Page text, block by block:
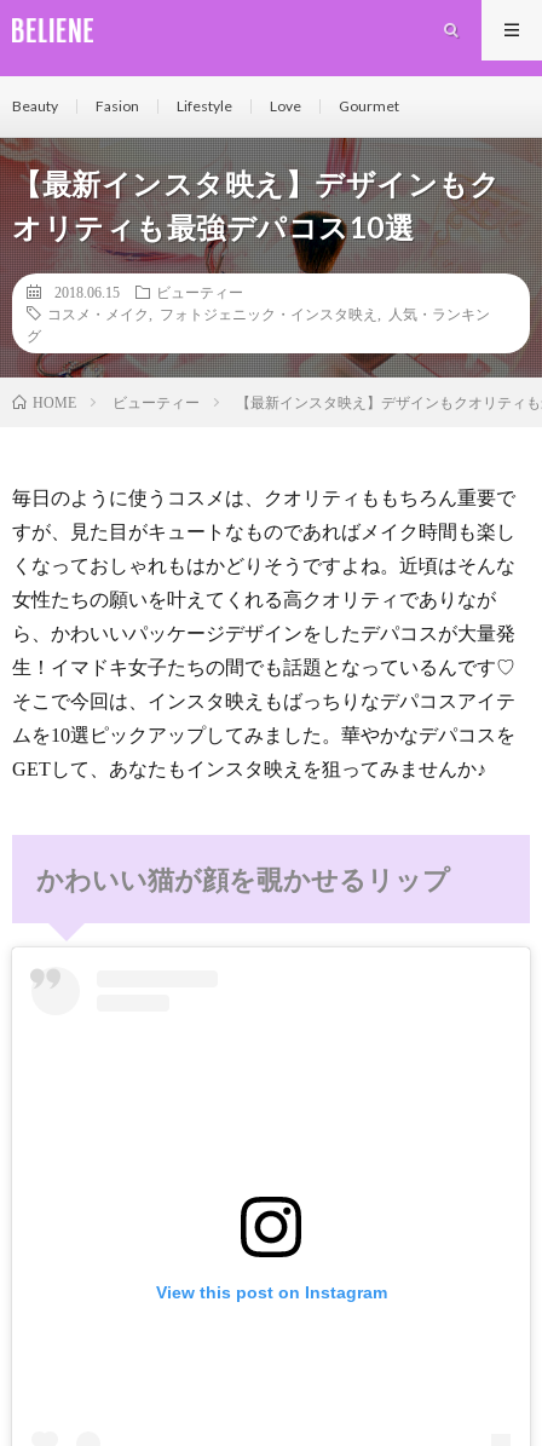
Beauty Fasion Lifestyle Love Gourmet
【最新インスタ映え】デザインもク
オリティも最強デパコス10選
2018.06.15
ビューティー
コスメ・メイク
フォトジェニック・インスタ映え
人気・ランキン
グ
HOME ビューティー 【最新インスタ映え】デザインもクオリティ
毎日のように使うコスメは、クオリティももちろん重要で
すが、見た目がキュートなものであればメイク時間も楽し
くなっておしゃれもはかどりそうですよね。近頃はそんな
女性たちの願いを叶えてくれる高クオリティでありなが
ら、かわいいパッケージデザインをしたデパコスが大量発
生！イマドキ女子たちの間でも話題となっているんです♡
そこで今回は、インスタ映えもばっちりなデパコスアイテ
ムを10選ピックアップしてみました。華やかなデパコスを
GETして、あなたもインスタ映えを狙ってみませんか♪
かわいい猫が顔を覗かせるリップ
View this post on Instagram